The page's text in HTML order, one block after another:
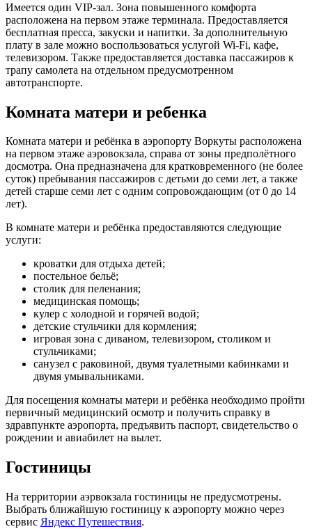
Имеется один VIP-зал. Зона повышенного комфорта
расположена на первом этаже терминала. Предоставляется
бесплатная пресса, закуски и напитки. За дополнительную
плату в зале можно воспользоваться услугой Wi-Fi, кафе,
телевизором. Также предоставляется доставка пассажиров к
трапу самолета на отдельном предусмотренном
автотранспорте.
Комната матери и ребенка
Комната матери и ребёнка в аэропорту Воркуты расположена
на первом этаже аэровокзала, справа от зоны предполётного
досмотра. Она предназначена для кратковременного (не более
суток) пребывания пассажиров с детьми до семи лет, а также
детей старше семи лет с одним сопровождающим (от 0 до 14
лет).
В комнате матери и ребёнка предоставляются следующие
услуги:
кроватки для отдыха детей;
постельное бельё;
столик для пеленания;
медицинская помощь;
кулер с холодной и горячей водой;
детские стульчики для кормления;
игровая зона с диваном, телевизором, столиком и
стульчиками;
санузел с раковиной, двумя туалетными кабинками и
двумя умывальниками.
Для посещения комнаты матери и ребёнка необходимо пройти
первичный медицинский осмотр и получить справку в
здравпункте аэропорта, предъявить паспорт, свидетельство о
рождении и авиабилет на вылет.
Гостиницы
На территории аэрвокзала гостиницы не предусмотрены.
Выбрать ближайшую гостиницу к аэропорту можно через
сервис Яндекс Путешествия.